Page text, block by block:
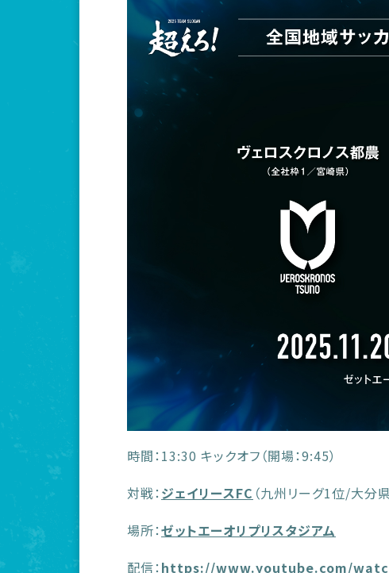
時間：13:30 キックオフ（開場：9:45）
対戦： ジェイリースFC （九州リーグ1位/大分県
場所：ゼットエーオリプリスタジアム
配信： https://www.youtube.com/